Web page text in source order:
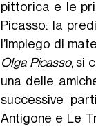
pittorica e le
Picasso: la
l’impiego di
Olga Picasso, si
una delle
successive
Antigone e Le